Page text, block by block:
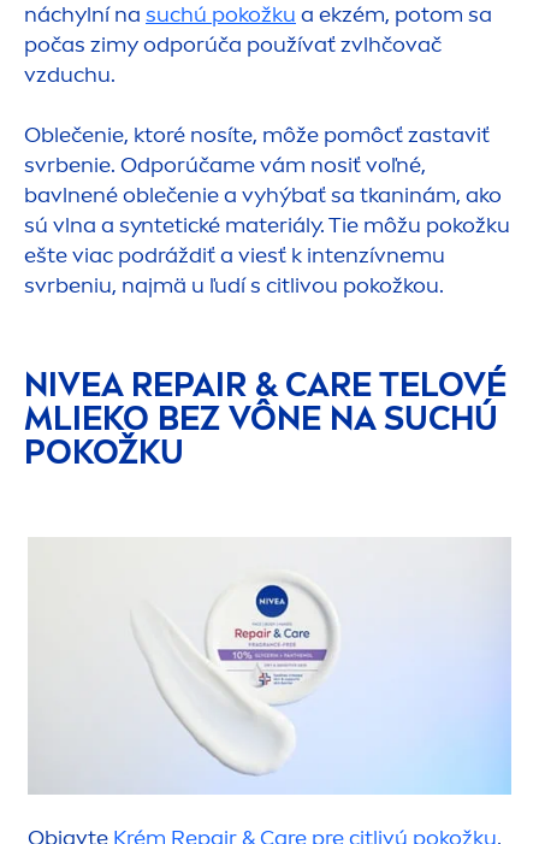
náchylní na suchú pokožku a ekzém, potom sa
počas zimy odporúča používať zvlhčovač
vzduchu.
Oblečenie, ktoré nosíte, môže pomôcť zastaviť
svrbenie. Odporúčame vám nosiť voľné,
bavlnené oblečenie a vyhýbať sa tkaninám, ako
sú vlna a syntetické materiály. Tie môžu pokožku
ešte viac podráždiť a viesť k intenzívnemu
svrbeniu, najmä u ľudí s citlivou pokožkou.
NIVEA REPAIR &CARETELOVÉ
MLIEKO BEZ VÔNE NA SUCHÚ
POKOŽKU
Objavte Krém Repair&Care pre citlivú pokožku,